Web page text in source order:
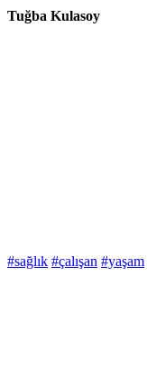
Tuğba Kulasoy
#sağlık #çalışan #yaşam